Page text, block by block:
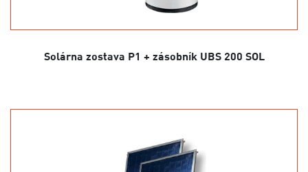
Solárna zostava P1 + zásobník UBS 200 SOL